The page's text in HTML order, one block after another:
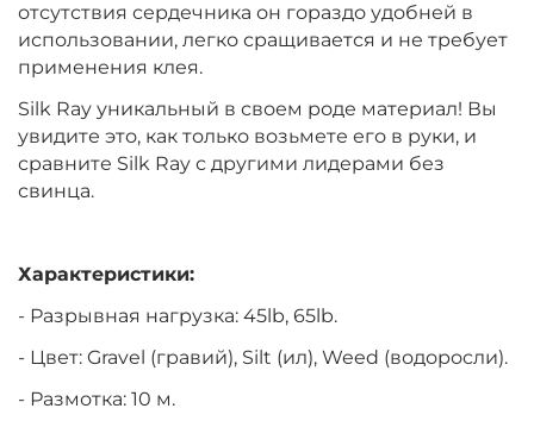
‍1 900‍ ₽
Тест:
45.00 lb
отсутствия сердечника он гораздо удобней в
использовании, легко сращивается и не требует
применения клея.
Silk Ray уникальный в своем роде материал! Вы
увидите это, как только возьмете его в руки, и
сравните Silk Ray с другими лидерами без
свинца.
Характеристики:
- Разрывная нагрузка: 45lb, 65lb.
- Цвет: Gravel (гравий), Silt (ил), Weed (водоросли).
- Размотка: 10 м.